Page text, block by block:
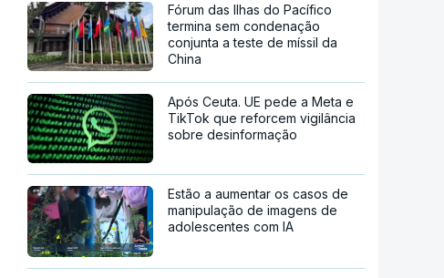
Fórum das Ilhas do Pacífico
termina sem condenação
conjunta a teste de míssil da
China
Após Ceuta. UE pede a Meta e
TikTok que reforcem vigilância
sobre desinformação
Estão a aumentar os casos de
manipulação de imagens de
adolescentes com IA